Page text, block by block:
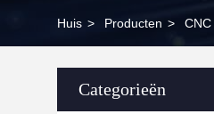
Huis > Producten >
Categorieën